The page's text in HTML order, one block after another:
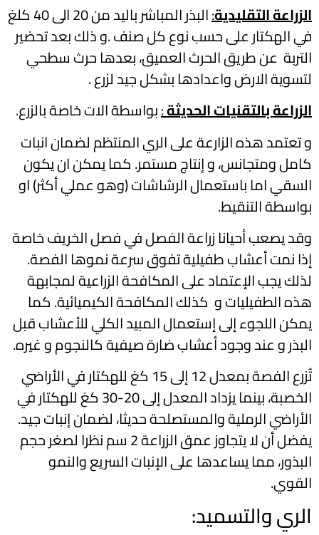
الزراعة التقليدية:
البذر المباشر باليد من 20 الى 40 كلغ
في الهكتار على حسب نوع كل صنف .و ذلك بعد تحضير
التربة عن طريق الحرث العميق، بعدها حرث سطحي
لتسوية الارض واعدادها بشكل جيد لزرع .
الزراعة بالتقنيات الحديثة:بواسطة الات خاصة بالزرع.
و تعتمد هذه الزارعة على الري المنتظم لضمان انبات
كامل ومتجانس، و إنتاج مستمر. كما يمكن ان يكون
السقي اما باستعمال الرشاشات (وهو عملي أكثر) او
بواسطة التنقيط.
وقد يصعب أحيانا زراعة الفصل في فصل الخريف خاصة
إذا نمت أعشاب طفيلية تفوق سرعة نموها الفصة.
لذلك يجب الإعتماد على المكافحة الزراعية لمجابهة
هذه الطفيليات و كذلك المكافحة الكيميائية. كما
يمكن اللجوء إلى إستعمال المبيد الكلي للأعشاب قبل
البذر و عند وجود أعشاب ضارة صيفية كالنجوم و غيره.
تُزرع الفصة بمعدل 12 إلى 15 كغ للهكتار في الأراضي
الخصبة، بينما يزداد المعدل إلى 20-30 كغ للهكتار في
الأراضي الرملية والمستصلحة حديثا، لضمان إنبات جيد.
يفضل أن لا يتجاوز عمق الزراعة 2 سم نظرا لصغر حجم
البذور، مما يساعدها على الإنبات السريع والنمو
القوي.
الري والتسميد: